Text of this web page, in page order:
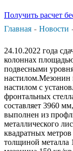
Получить расчет
Главная
Новости
24.10.2022 года
колоннах
подвесными
настилом.Мезонин
настилом с
фронтальных
составляет 3960
выполнен из
металлического
квадратных
толщиной металла